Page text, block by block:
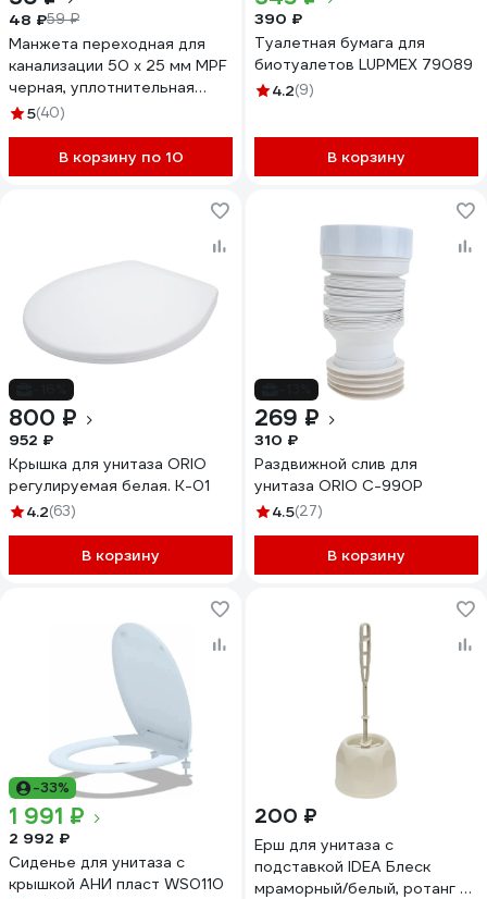
48 ₽59 ₽
Манжета переходная для
канализации 50 х 25 мм MPF
черная, уплотнительная
сантехническая (ТЭП)
5(40)
В корзину по 10
390 ₽
Туалетная бумага для
биотуалетов LUPMEX 79089
4.2(9)
В корзину
800 ₽
952 ₽
Крышка для унитаза ORIO
регулируемая белая. К-01
4.2(63)
В корзину
269 ₽
310 ₽
Раздвижной слив для
унитаза ORIO С-990Р
4.5(27)
В корзину
-33%
1 991 ₽
2 992 ₽
Сиденье для унитаза с
крышкой АНИ пласт WS0110
200 ₽
Ерш для унитаза с
подставкой IDEA Блеск
мраморный/белый, ротанг М